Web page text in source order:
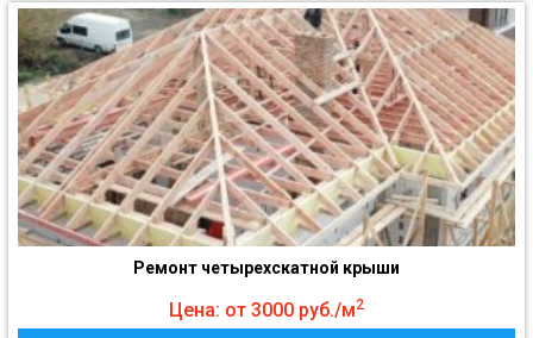
Ремонт четырехскатной крыши
Цена: от 3000 руб./м2